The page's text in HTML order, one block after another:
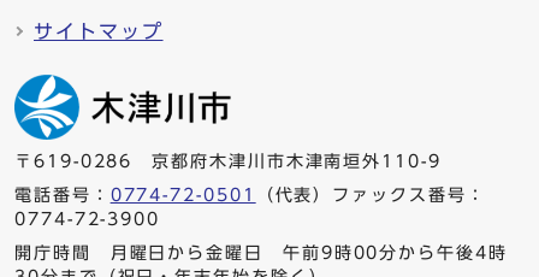
サイトマップ
〒619-0286 京都府木津川市木津南垣外110-9
電話番号： 0774-72-0501
（代表）ファックス番号：
0774-72-3900
開庁時間 月曜日から金曜日 午前9時00分から午後4時